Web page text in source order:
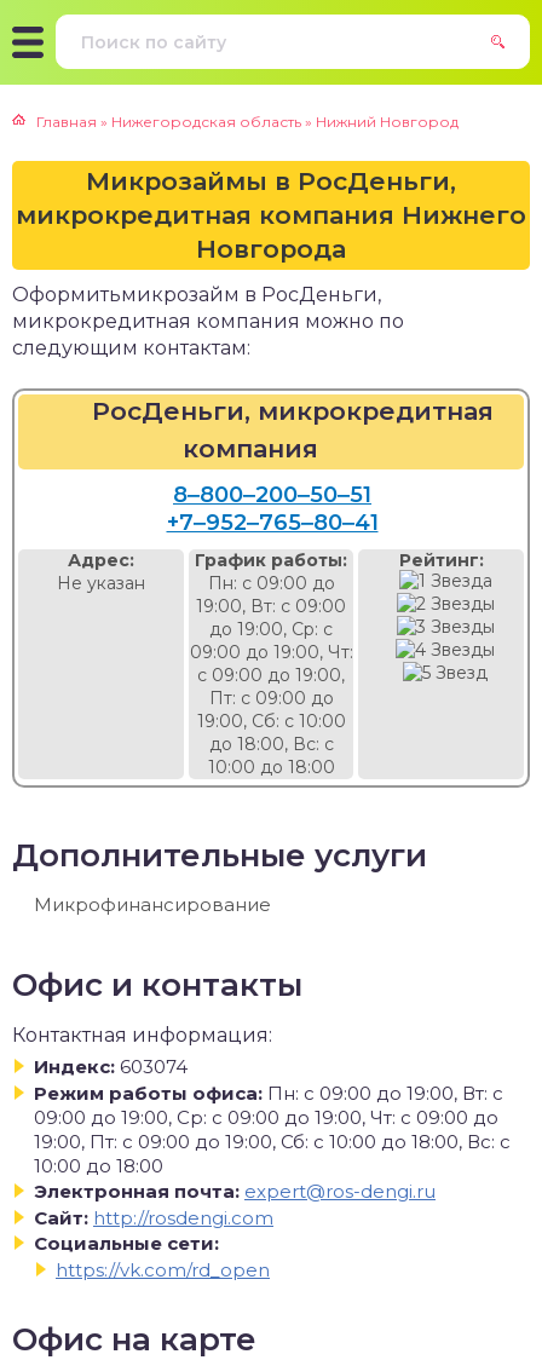
Главная » Нижегородская область » Нижний Новгород
Микрозаймы в РосДеньги,
микрокредитная компания Нижнего
Новгорода
Оформитьмикрозайм в РосДеньги,
микрокредитная компания можно по
следующим контактам:
РосДеньги, микрокредитная
компания
8‒800‒200‒50‒51
+7‒952‒765‒80‒41
Адрес:
Не указан
График работы:
Пн: с 09:00 до
19:00, Вт: с 09:00
до 19:00, Ср: с
09:00 до 19:00, Чт:
с 09:00 до 19:00,
Пт: с 09:00 до
19:00, Сб: с 10:00
до 18:00, Вс: с
10:00 до 18:00
Рейтинг:
Дополнительные услуги
Микрофинансирование
Офис и контакты
Контактная информация:
Индекс: 603074
Режим работы офиса: Пн: с 09:00 до 19:00, Вт: с
09:00 до 19:00, Ср: с 09:00 до 19:00, Чт: с 09:00 до
19:00, Пт: с 09:00 до 19:00, Сб: с 10:00 до 18:00, Вс: с
10:00 до 18:00
Электронная почта: expert@ros-dengi.ru
Сайт: http://rosdengi.com
Социальные сети:
https://vk.com/rd_open
Офис на карте